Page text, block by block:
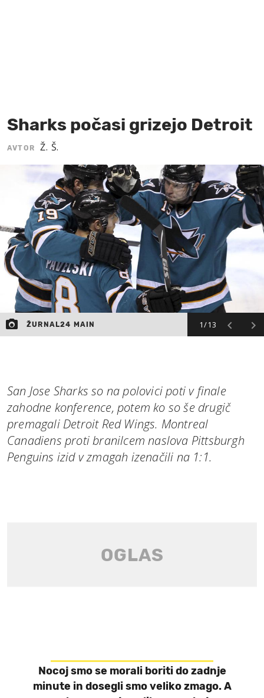
Sharks počasi grizejo Detroit
AVTOR Ž. Š.
1/13
ŽURNAL24 MAIN
San Jose Sharks so na polovici poti v finale
zahodne konference, potem ko so še drugič
premagali Detroit Red Wings. Montreal
Canadiens proti branilcem naslova Pittsburgh
Penguins izid v zmagah izenačili na 1:1.
Nocoj smo se morali boriti do zadnje
minute in dosegli smo veliko zmago. A